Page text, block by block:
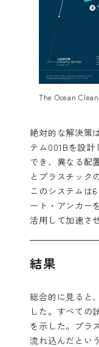
The Ocean
絶対的な解決策
テム001Bを設
でき、異なる配
とプラスチック
このシステムは
ート・アンカー
活用して加速さ
結果
総合的に見ると
した。すべての
を示した。プラ
流れ込んだとい